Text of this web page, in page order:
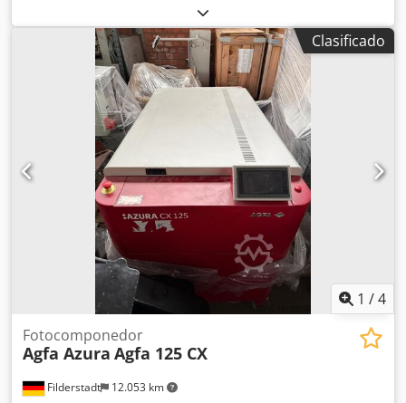
Clasificado
1 /4
Filderstadt 12.053 km
Fotocomponedor
Agfa Azura Agfa 125 CX